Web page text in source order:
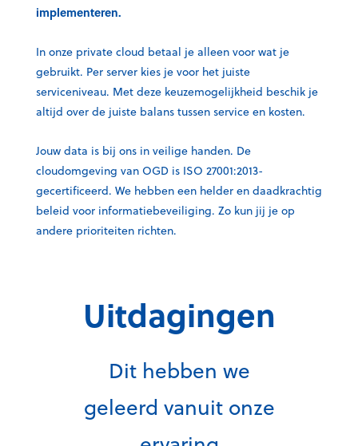
implementeren.
In onze private cloud betaal je alleen voor wat je
gebruikt. Per server kies je voor het juiste
serviceniveau. Met deze keuzemogelijkheid beschik je
altijd over de juiste balans tussen service en kosten.
Jouw data is bij ons in veilige handen. De
cloudomgeving van OGD is ISO 27001:2013-
gecertificeerd. We hebben een helder en daadkrachtig
beleid voor informatiebeveiliging. Zo kun jij je op
andere prioriteiten richten.
Uitdagingen
Dit hebben we
geleerd vanuit onze